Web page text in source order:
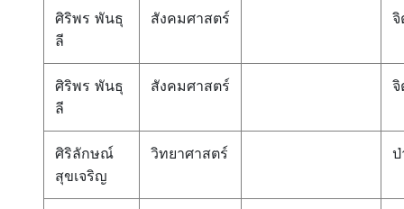
ศิริพร พันธุ
ลี
สังคมศาสตร์ จิ
ศิริพร พันธุ
ลี
สังคมศาสตร์ จิ
ศิริลักษณ์
สุขเจริญ
วิทยาศาสตร์ ป่